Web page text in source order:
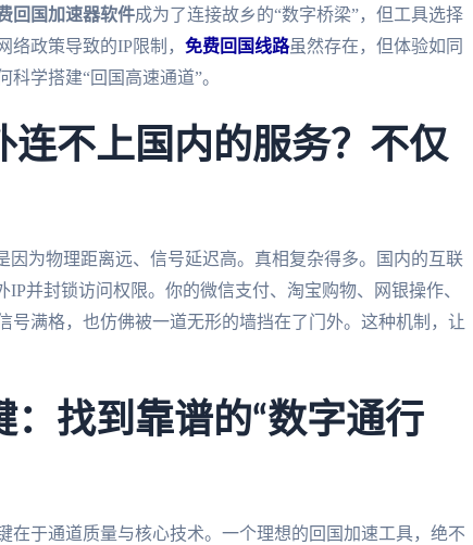
回国加速器软件成为了连接故乡的“数字桥梁”，但工具选择
政策导致的IP限制， 免费回国线路虽然存在，但体验如同
学搭建“回国高速通道”。
连不上国内的服务？不仅
因为物理距离远、信号延迟高。真相复杂得多。国内的互联
并封锁访问权限。你的微信支付、淘宝购物、网银操作、
满格，也仿佛被一道无形的墙挡在了门外。这种机制，让
：找到靠谱的“数字通行
在于通道质量与核心技术。一个理想的回国加速工具，绝不